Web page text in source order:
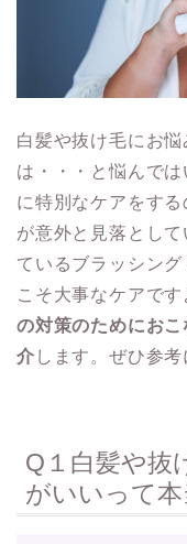
白髪や抜け毛にお
は・・・と悩んで
に特別なケアをす
が意外と見落とし
ているブラッシン
こそ大事なケアです
の対策のためにお
介 します。ぜひ参考
Q１白髪や抜
がいいって本